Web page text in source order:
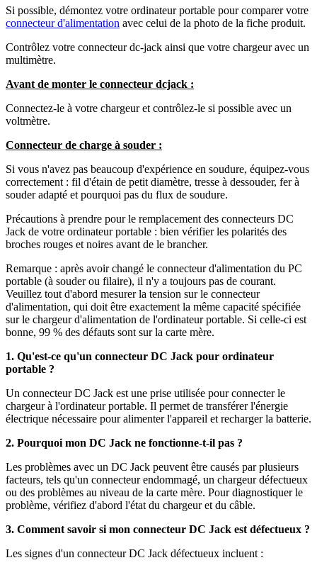
Si possible, démontez votre ordinateur portable pour comparer votre
connecteur d'alimentation avec celui de la photo de la fiche produit.
Contrôlez votre connecteur dc-jack ainsi que votre chargeur avec un
multimètre.
Avant de monter le connecteur dcjack :
Connectez-le à votre chargeur et contrôlez-le si possible avec un
voltmètre.
Connecteur de charge à souder :
Si vous n'avez pas beaucoup d'expérience en soudure, équipez-vous
correctement : fil d'étain de petit diamètre, tresse à dessouder, fer à
souder adapté et pourquoi pas du flux de soudure.
Précautions à prendre pour le remplacement des connecteurs DC
Jack de votre ordinateur portable : bien vérifier les polarités des
broches rouges et noires avant de le brancher.
Remarque : après avoir changé le connecteur d'alimentation du PC
portable (à souder ou filaire), il n'y a toujours pas de courant.
Veuillez tout d'abord mesurer la tension sur le connecteur
d'alimentation, qui doit être exactement la même capacité spécifiée
sur le chargeur d'alimentation de l'ordinateur portable. Si celle-ci est
bonne, 99 % des défauts sont sur la carte mère.
1. Qu'est-ce qu'un connecteur DC Jack pour ordinateur
portable ?
Un connecteur DC Jack est une prise utilisée pour connecter le
chargeur à l'ordinateur portable. Il permet de transférer l'énergie
électrique nécessaire pour alimenter l'appareil et recharger la batterie.
2. Pourquoi mon DC Jack ne fonctionne-t-il pas ?
Les problèmes avec un DC Jack peuvent être causés par plusieurs
facteurs, tels qu'un connecteur endommagé, un chargeur défectueux
ou des problèmes au niveau de la carte mère. Pour diagnostiquer le
problème, vérifiez d'abord l'état du chargeur et du câble.
3. Comment savoir si mon connecteur DC Jack est défectueux ?
Les signes d'un connecteur DC Jack défectueux incluent :